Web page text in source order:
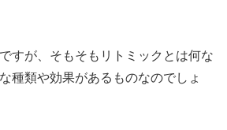
すが、そもそもリトミックとは何な
種類や効果があるものなのでしょ